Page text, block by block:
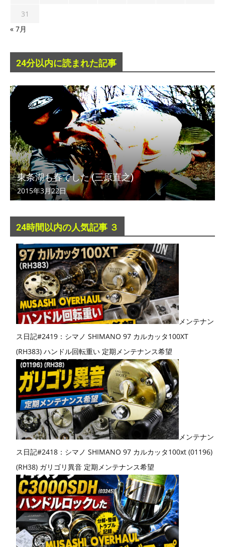
31
« 7月
24分以内に読まれた記事
東条湖も春でした (三原直之)
2015年3月22日
24時間以内の人気記事 ３
メンテナン
ス日記#2419：シマノ SHIMANO 97 カルカッタ100XT
(RH383) ハンドル回転重い 定期メンテナンス希望
メンテナン
ス日記#2418：シマノ SHIMANO 97 カルカッタ100xt (01196)
(RH38) ガリゴリ異音 定期メンテナンス希望